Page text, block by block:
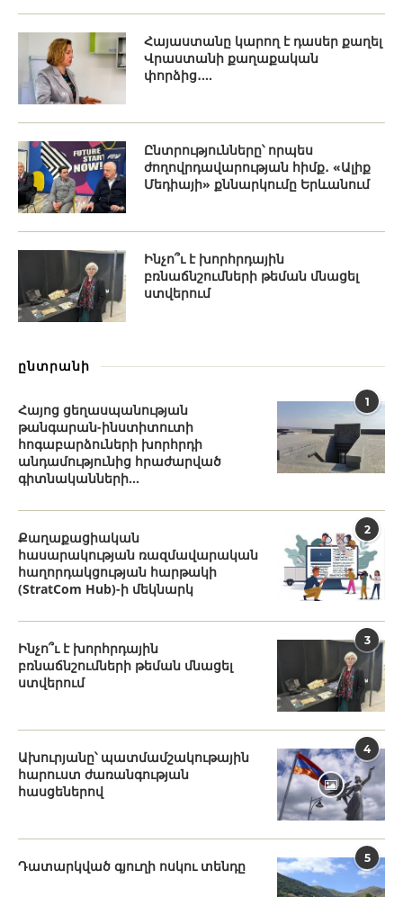
Հայաստանը կարող է դասեր քաղել
Վրաստանի քաղաքական
փորձից․...
Ընտրությունները՝ որպես
ժողովրդավարության հիմք․ «Ալիք
Մեդիայի» քննարկումը Երևանում
Ինչո՞ւ է խորհրդային
բռնաճնշումների թեման մնացել
ստվերում
ընտրանի
1
Հայոց ցեղասպանության
թանգարան-ինստիտուտի
հոգաբարձուների խորհրդի
անդամությունից հրաժարված
գիտնականների...
2
Քաղաքացիական
հասարակության ռազմավարական
հաղորդակցության հարթակի
(StratCom Hub)-ի մեկնարկ
3
Ինչո՞ւ է խորհրդային
բռնաճնշումների թեման մնացել
ստվերում
4
Ախուրյանը՝ պատմամշակութային
հարուստ ժառանգության
հասցեներով
5
Դատարկված գյուղի ոսկու տենդը